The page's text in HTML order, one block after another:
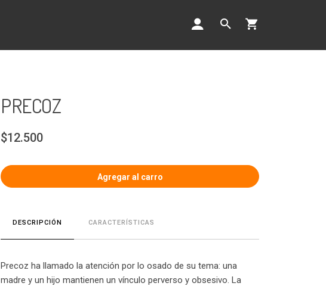
PRECOZ
$12.500
DESCRIPCIÓN CARACTERÍSTICAS
Precoz ha llamado la atención por lo osado de su tema: una
madre y un hijo mantienen un vínculo perverso y obsesivo. La